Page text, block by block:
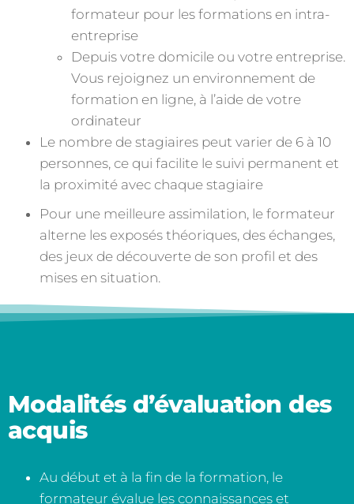
formateur pour les formations en intra-
entreprise
Depuis votre domicile ou votre entreprise.
Vous rejoignez un environnement de
formation en ligne, à l’aide de votre
ordinateur
Le nombre de stagiaires peut varier de 6 à 10
personnes, ce qui facilite le suivi permanent et
la proximité avec chaque stagiaire
Pour une meilleure assimilation, le formateur
alterne les exposés théoriques, des échanges,
des jeux de découverte de son profil et des
mises en situation.
Modalités d’évaluation des
acquis
Au début et à la fin de la formation, le
formateur évalue les connaissances et